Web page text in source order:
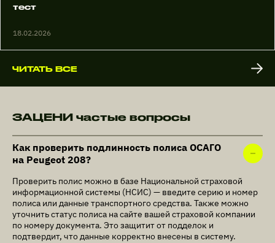
тест
18.02.2026
ЧИТАТЬ ВСЕ
ЗАЦЕНИ частые вопросы
Как проверить подлинность полиса ОСАГО
на Peugeot 208?
Проверить полис можно в базе Национальной страховой
информационной системы (НСИС) — введите серию и номер
полиса или данные транспортного средства. Также можно
уточнить статус полиса на сайте вашей страховой компании
по номеру документа. Это защитит от подделок и
подтвердит, что данные корректно внесены в систему.